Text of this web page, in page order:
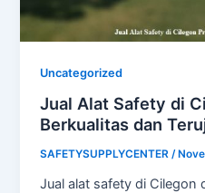
Uncategorized
Jual Alat Safety di
Berkualitas dan
SAFETYSUPPLYCENTER/
Jual alat safety di Cilegon